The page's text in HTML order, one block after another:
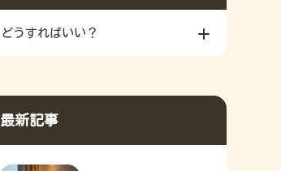
どうすればいい？
最新記事